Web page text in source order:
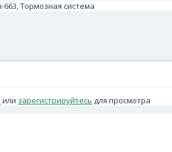
663, Тормозная система
или зарегистрируйтесь для просмотра